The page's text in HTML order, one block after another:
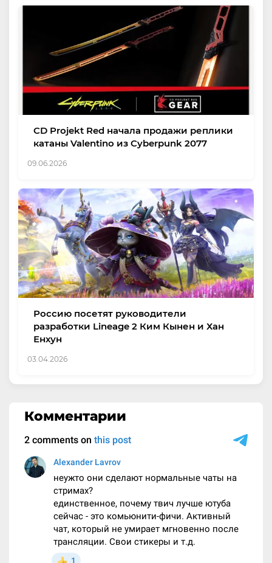
CD Projekt Red начала продажи реплики
катаны Valentino из Cyberpunk 2077
09.06.2026
Россию посетят руководители
разработки Lineage 2 Ким Кынен и Хан
Енхун
03.04.2026
Комментарии